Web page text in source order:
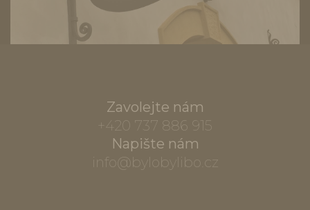
Zavolejte nám
+420 737 886 915
Napište nám
info@bylobylibo.cz